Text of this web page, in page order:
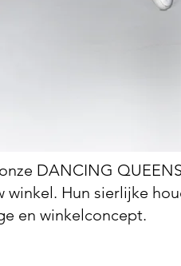
DANCING
winkel. Hun sierlijke
en winkelconcept.